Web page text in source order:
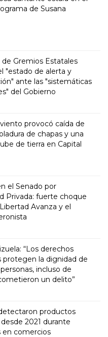
de Susana
de Gremios Estatales
"estado de alerta y
ante las "sistemáticas
del Gobierno
provocó caída de
de chapas y una
de tierra en Capital
el Senado por
Privada: fuerte choque
Avanza y el
“Los derechos
protegen la dignidad de
incluso de
un delito”
productos
2021 durante
en comercios